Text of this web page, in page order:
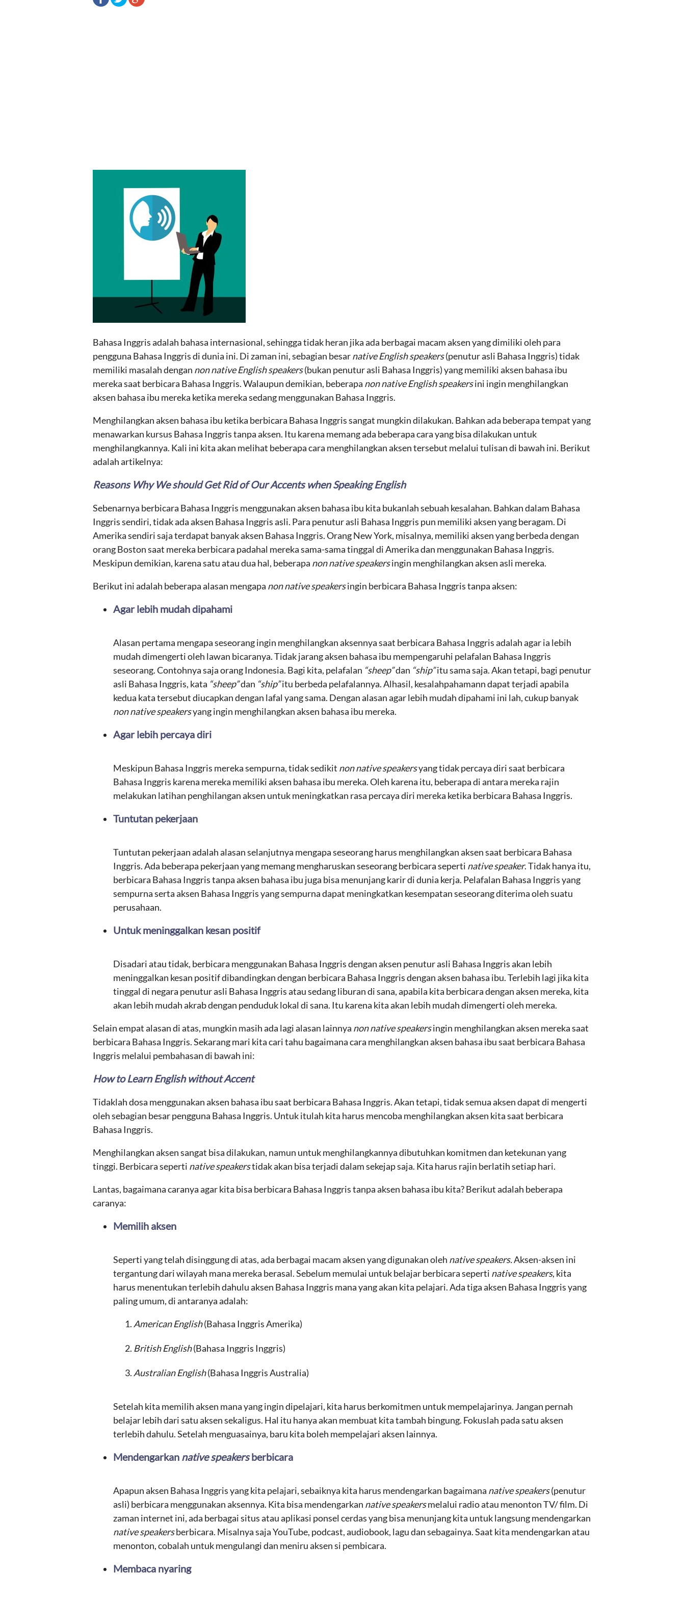
Bahasa Inggris adalah bahasa internasional, sehingga tidak heran jika ada berbagai macam aksen yang dimiliki oleh para
pengguna Bahasa Inggris di dunia ini. Di zaman ini, sebagian besarnative English speakers(penutur asli Bahasa Inggris) tidak
memiliki masalah dengan non native English speakers(bukan penutur asli Bahasa Inggris) yang memiliki aksen bahasa ibu
mereka saat berbicara Bahasa Inggris. Walaupun demikian, beberapa non native English speakersini ingin menghilangkan
aksen bahasa ibu mereka ketika mereka sedang menggunakan Bahasa Inggris.
Menghilangkan aksen bahasa ibu ketika berbicara Bahasa Inggris sangat mungkin dilakukan. Bahkan ada beberapa tempat yang
menawarkan kursus Bahasa Inggris tanpa aksen. Itu karena memang ada beberapa cara yang bisa dilakukan untuk
menghilangkannya. Kali ini kita akan melihat beberapa cara menghilangkan aksen tersebut melalui tulisan di bawah ini. Berikut
adalah artikelnya:
Reasons Why We should Get Rid of Our Accents when Speaking English
Sebenarnya berbicara Bahasa Inggris menggunakan aksen bahasa ibu kita bukanlah sebuah kesalahan. Bahkan dalam Bahasa
Inggris sendiri, tidak ada aksen Bahasa Inggris asli. Para penutur asli Bahasa Inggris pun memiliki aksen yang beragam. Di
Amerika sendiri saja terdapat banyak aksen Bahasa Inggris. Orang New York, misalnya, memiliki aksen yang berbeda dengan
orang Boston saat mereka berbicara padahal mereka sama-sama tinggal di Amerika dan menggunakan Bahasa Inggris.
Meskipun demikian, karena satu atau dua hal, beberapa non native speakersingin menghilangkan aksen asli mereka.
Berikut ini adalah beberapa alasan mengapa non native speakersingin berbicara Bahasa Inggris tanpa aksen:
Agar lebih mudah dipahami
Alasan pertama mengapa seseorang ingin menghilangkan aksennya saat berbicara Bahasa Inggris adalah agar ia lebih
mudah dimengerti oleh lawan bicaranya. Tidak jarang aksen bahasa ibu mempengaruhi pelafalan Bahasa Inggris
seseorang. Contohnya saja orang Indonesia. Bagi kita, pelafalan “sheep”dan “ship”itu sama saja. Akan tetapi, bagi penutur
asli Bahasa Inggris, kata “sheep”dan “ship”itu berbeda pelafalannya. Alhasil, kesalahpahamann dapat terjadi apabila
kedua kata tersebut diucapkan dengan lafal yang sama. Dengan alasan agar lebih mudah dipahami ini lah, cukup banyak
non native speakersyang ingin menghilangkan aksen bahasa ibu mereka.
Agar lebih percaya diri
Meskipun Bahasa Inggris mereka sempurna, tidak sedikit non native speakersyang tidak percaya diri saat berbicara
Bahasa Inggris karena mereka memiliki aksen bahasa ibu mereka. Oleh karena itu, beberapa di antara mereka rajin
melakukan latihan penghilangan aksen untuk meningkatkan rasa percaya diri mereka ketika berbicara Bahasa Inggris.
Tuntutan pekerjaan
Tuntutan pekerjaan adalah alasan selanjutnya mengapa seseorang harus menghilangkan aksen saat berbicara Bahasa
Inggris. Ada beberapa pekerjaan yang memang mengharuskan seseorang berbicara seperti native speaker. Tidak hanya itu,
berbicara Bahasa Inggris tanpa aksen bahasa ibu juga bisa menunjang karir di dunia kerja. Pelafalan Bahasa Inggris yang
sempurna serta aksen Bahasa Inggris yang sempurna dapat meningkatkan kesempatan seseorang diterima oleh suatu
perusahaan.
Untuk meninggalkan kesan positif
Disadari atau tidak, berbicara menggunakan Bahasa Inggris dengan aksen penutur asli Bahasa Inggris akan lebih
meninggalkan kesan positif dibandingkan dengan berbicara Bahasa Inggris dengan aksen bahasa ibu. Terlebih lagi jika kita
tinggal di negara penutur asli Bahasa Inggris atau sedang liburan di sana, apabila kita berbicara dengan aksen mereka, kita
akan lebih mudah akrab dengan penduduk lokal di sana. Itu karena kita akan lebih mudah dimengerti oleh mereka.
Selain empat alasan di atas, mungkin masih ada lagi alasan lainnya non native speakersingin menghilangkan aksen mereka saat
berbicara Bahasa Inggris. Sekarang mari kita cari tahu bagaimana cara menghilangkan aksen bahasa ibu saat berbicara Bahasa
Inggris melalui pembahasan di bawah ini:
How to Learn English without Accent
Tidaklah dosa menggunakan aksen bahasa ibu saat berbicara Bahasa Inggris. Akan tetapi, tidak semua aksen dapat di mengerti
oleh sebagian besar pengguna Bahasa Inggris. Untuk itulah kita harus mencoba menghilangkan aksen kita saat berbicara
Bahasa Inggris.
Menghilangkan aksen sangat bisa dilakukan, namun untuk menghilangkannya dibutuhkan komitmen dan ketekunan yang
tinggi. Berbicara seperti native speakerstidak akan bisa terjadi dalam sekejap saja. Kita harus rajin berlatih setiap hari.
Lantas, bagaimana caranya agar kita bisa berbicara Bahasa Inggris tanpa aksen bahasa ibu kita? Berikut adalah beberapa
caranya:
Memilih aksen
Seperti yang telah disinggung di atas, ada berbagai macam aksen yang digunakan oleh native speakers.Aksen-aksen ini
tergantung dari wilayah mana mereka berasal. Sebelum memulai untuk belajar berbicara seperti native speakers, kita
harus menentukan terlebih dahulu aksen Bahasa Inggris mana yang akan kita pelajari. Ada tiga aksen Bahasa Inggris yang
paling umum, di antaranya adalah:
American English(Bahasa Inggris Amerika)
British English(Bahasa Inggris Inggris)
Australian English(Bahasa Inggris Australia)
Setelah kita memilih aksen mana yang ingin dipelajari, kita harus berkomitmen untuk mempelajarinya. Jangan pernah
belajar lebih dari satu aksen sekaligus. Hal itu hanya akan membuat kita tambah bingung. Fokuslah pada satu aksen
terlebih dahulu. Setelah menguasainya, baru kita boleh mempelajari aksen lainnya.
Mendengarkan native speakersberbicara
Apapun aksen Bahasa Inggris yang kita pelajari, sebaiknya kita harus mendengarkan bagaimana native speakers(penutur
asli) berbicara menggunakan aksennya. Kita bisa mendengarkan native speakersmelalui radio atau menonton TV/ film. Di
zaman internet ini, ada berbagai situs atau aplikasi ponsel cerdas yang bisa menunjang kita untuk langsung mendengarkan
native speakersberbicara. Misalnya saja YouTube, podcast, audiobook, lagu dan sebagainya. Saat kita mendengarkan atau
menonton, cobalah untuk mengulangi dan meniru aksen si pembicara.
Membaca nyaring